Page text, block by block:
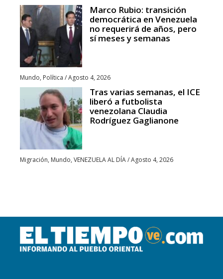
Marco Rubio: transición
democrática en Venezuela
no requerirá de años, pero
sí meses y semanas
Mundo, Política /Agosto 4, 2026
Tras varias semanas, el ICE
liberó a futbolista
venezolana Claudia
Rodríguez Gaglianone
Migración, Mundo, VENEZUELA AL DÍA/Agosto 4, 2026